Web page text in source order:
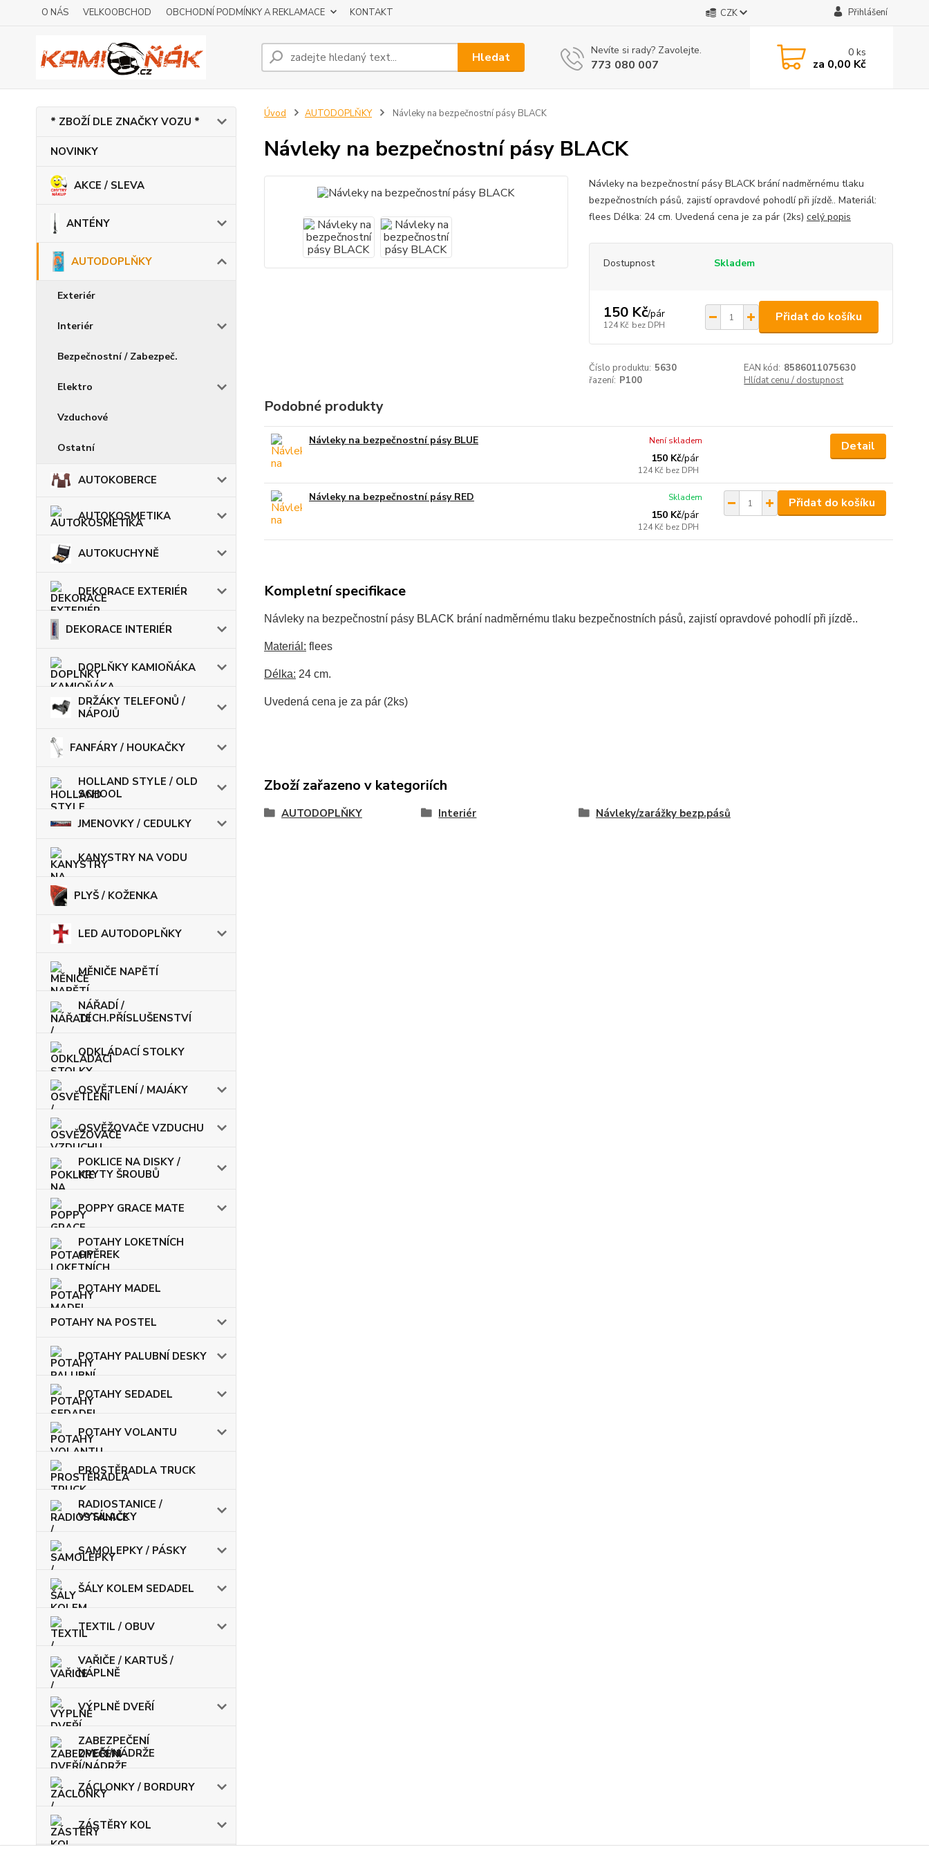
O NÁS VELKOOBCHOD OBCHODNÍ PODMÍNKY A REKLAMACE KONTAKT CZK Přihlášení
Hledat Nevíte si rady? Zavolejte.
773 080 007
0ks
za 0,00 Kč
* ZBOŽÍ DLE ZNAČKY VOZU *
NOVINKY
AKCE / SLEVA
ANTÉNY
AUTODOPLŇKY
Exteriér
Interiér
Bezpečnostní / Zabezpeč.
Elektro
Vzduchové
Ostatní
AUTOKOBERCE
AUTOKOSMETIKA
AUTOKUCHYNĚ
DEKORACE EXTERIÉR
DEKORACE INTERIÉR
DOPLŇKY KAMIOŇÁKA
DRŽÁKY TELEFONŮ /
NÁPOJŮ
FANFÁRY / HOUKAČKY
HOLLAND STYLE / OLD
SCHOOL
JMENOVKY / CEDULKY
KANYSTRY NA VODU
PLYŠ / KOŽENKA
LED AUTODOPLŇKY
MĚNIČE NAPĚTÍ
NÁŘADÍ /
TECH.PŘÍSLUŠENSTVÍ
ODKLÁDACÍ STOLKY
OSVĚTLENÍ / MAJÁKY
OSVĚŽOVAČE VZDUCHU
POKLICE NA DISKY /
KRYTY ŠROUBŮ
POPPY GRACE MATE
POTAHY LOKETNÍCH
OPĚREK
POTAHY MADEL
POTAHY NA POSTEL
POTAHY PALUBNÍ DESKY
POTAHY SEDADEL
POTAHY VOLANTU
PROSTĚRADLA TRUCK
RADIOSTANICE /
VYSÍLAČKY
SAMOLEPKY / PÁSKY
ŠÁLY KOLEM SEDADEL
TEXTIL / OBUV
VAŘIČE / KARTUŠ /
NÁPLNĚ
VÝPLNĚ DVEŘÍ
ZABEZPEČENÍ
DVEŘÍ/NÁDRŽE
ZÁCLONKY / BORDURY
ZÁSTĚRY KOL
Úvod AUTODOPLŇKY Návleky na bezpečnostní pásy BLACK
Návleky na bezpečnostní pásy BLACK
Návleky na bezpečnostní pásy BLACK brání nadměrnému tlaku
bezpečnostních pásů, zajistí opravdové pohodlí při jízdě.. Materiál:
flees Délka: 24 cm. Uvedená cena je za pár (2ks) celý popis
Dostupnost Skladem
150 Kč/pár
124 Kč bez DPH
Přidat do košíku
Číslo produktu: 5630 EAN kód: 8586011075630
řazení: P100 Hlídat cenu / dostupnost
Podobné produkty
Návleky na bezpečnostní pásy BLUE
150 Kč/pár
124 Kč bez DPH
Není skladem Detail
Návleky na bezpečnostní pásy RED
150 Kč/pár
124 Kč bez DPH
Skladem Přidat do košíku
Kompletní specifikace
Návleky na bezpečnostní pásy BLACK brání nadměrnému tlaku bezpečnostních pásů, zajistí opravdové pohodlí při jízdě..
Materiál: flees
Délka: 24 cm.
Uvedená cena je za pár (2ks)
Zboží zařazeno v kategoriích
AUTODOPLŇKY Interiér Návleky/zarážky bezp.pásů